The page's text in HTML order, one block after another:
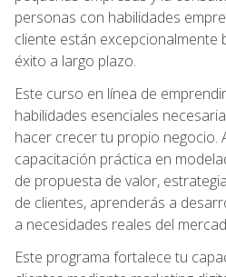
personas con habilidades
cliente están excepcionalmente
éxito a largo plazo.
Este curso en línea de
habilidades esenciales
hacer crecer tu propio negocio.
capacitación práctica en
de propuesta de valor,
de clientes, aprenderás a
a necesidades reales del
Este programa fortalece tu